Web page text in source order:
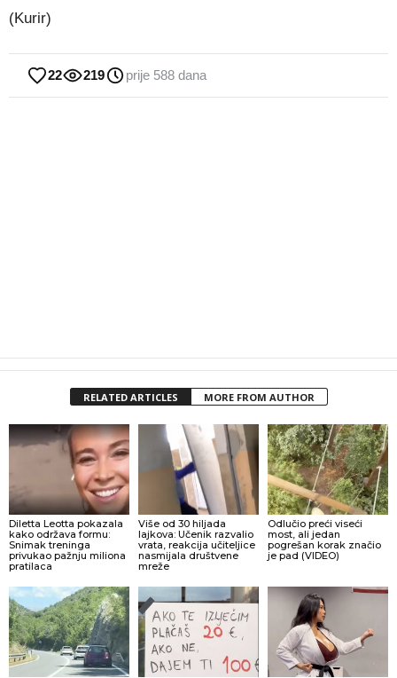
(Kurir)
22 219 prije 588 dana
RELATED ARTICLES MORE FROM AUTHOR
Diletta Leotta pokazala
kako održava formu:
Snimak treninga
privukao pažnju miliona
pratilaca
Više od 30 hiljada
lajkova: Učenik razvalio
vrata, reakcija učiteljice
nasmijala društvene
mreže
Odlučio preći viseći
most, ali jedan
pogrešan korak značio
je pad (VIDEO)